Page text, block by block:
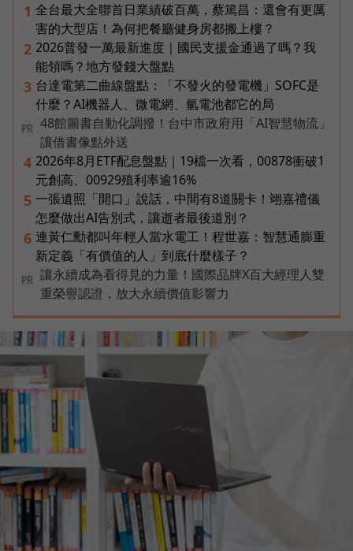
1 全台最大全聯首日業績破百萬，蔡篤昌：還會有更厲
害的大型店！為何把餐廳健身房都搬上樓？
2 2026普發一萬最新進度｜國民支援金通過了嗎？我
能領嗎？地方發錢大盤點
3 台達電第二曲線盤點：「不發火的發電機」SOFC是
什麼？AI機器人、微電網、氫電池都它的局
PR
48館圖書自動化調撥！台中市政府用「AI智慧物流」
讓借書像點外送
4 2026年8月ETF配息盤點｜19檔一次看，00878衝破1
元創高、00929殖利率逾16%
5 一張遺照「開口」說話，中間有8道關卡！翊嘉禮儀
怎麼做出AI告別式，讓逝者最後道別？
6 連黃仁勳都叫年輕人當水電工！程世嘉：智慧通膨重
新定義「有價值的人」到底什麼樣子？
PR
讓永續成為看得見的力量！國際品牌X百大經理人雙
重榮譽認證，放大永續價值影響力